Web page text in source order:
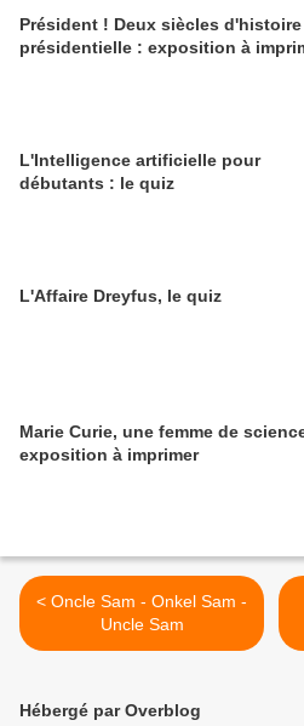
Président ! Deux siècles d'histoire
présidentielle : exposition à
L'Intelligence artificielle pour
débutants : le quiz
L'Affaire Dreyfus, le quiz
Marie Curie, une femme de
exposition à imprimer
< Oncle Sam - Onkel Sam -
Uncle Sam
Hébergé par Overblog